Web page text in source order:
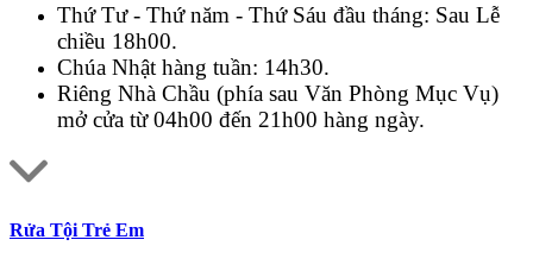
Thứ Tư - Thứ năm - Thứ Sáu đầu tháng: Sau Lễ
chiều 18h00.
Chúa Nhật hàng tuần: 14h30.
Riêng Nhà Chầu (phía sau Văn Phòng Mục Vụ)
mở cửa từ 04h00 đến 21h00 hàng ngày.
Rửa Tội Trẻ Em